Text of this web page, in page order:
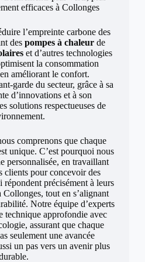
efficaces à Collonges
l’empreinte carbone des
des pompes à chaleurde
et d’autres technologies
la consommation
améliorant le confort.
garde du secteur, grâce à sa
d’innovations et à son
solutions respectueuses de
comprenons que chaque
unique. C’est pourquoi nous
personnalisée, en travaillant
clients pour concevoir des
répondent précisément à leurs
Collonges, tout en s’alignant
Notre équipe d’experts
technique approfondie avec
assurant que chaque
seulement une avancée
un pas vers un avenir plus